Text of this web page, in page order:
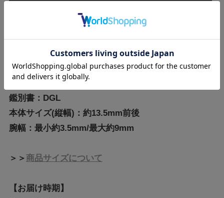
配送方法・送料
【商品情報】
素材:K18WG/ダイヤモンド
鑑別書：DGL
本体サイズ(縦幅)：約13.5mm前後
腕幅：最小約3.5mm/最大約9mm
＞＞ 商品サイズについて
【お届け時期】